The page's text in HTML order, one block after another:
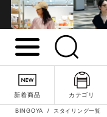
新着商品 カテゴリ
BINGOYA スタイリング一覧